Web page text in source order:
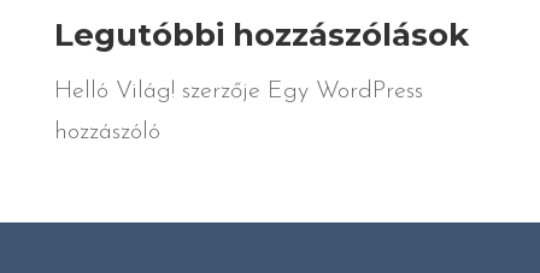
Legutóbbi hozzászólások
Helló Világ! szerzője Egy WordPress
hozzászóló